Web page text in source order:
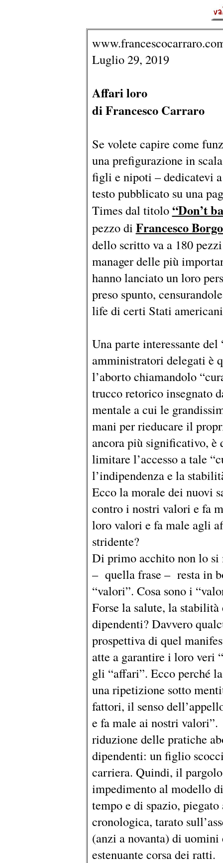
Luglio 29, 2019
Affari loro
di Francesco Carraro
Se volete capire come
una prefigurazione in
figli e nipoti – dedicatevi
testo pubblicato su una
Times dal titolo“Don’t
pezzo di Francesco
dello scritto va a 180
manager delle più
hanno lanciato un loro
preso spunto,
life di certi Stati
Una parte interessante
amministratori delegati è
l’aborto chiamandolo
trucco retorico insegnato
mentale a cui le
mani per rieducare il
ancora più significativo, è
limitare l’accesso a tale
l’indipendenza e la
Ecco la morale dei nuovi
contro i nostri valori e fa
loro valori e fa male agli
stridente?
Di primo acchito non lo
– quella frase – resta in
“valori”. Cosa sono i
Forse la salute, la
dipendenti? Davvero
prospettiva di quel
atte a garantire i loro veri
gli “affari”. Ecco perché
una ripetizione sotto
fattori, il senso
e fa male ai nostri
riduzione delle pratiche
dipendenti: un figlio
carriera. Quindi, il
impedimento al modello
tempo e di spazio,
cronologica, tarato
(anzi a novanta) di
estenuante corsa dei ratti.